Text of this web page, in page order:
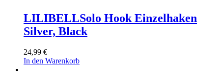
LILIBELLSolo Hook Einzelhaken
Silver, Black
24,99 €
In den Warenkorb